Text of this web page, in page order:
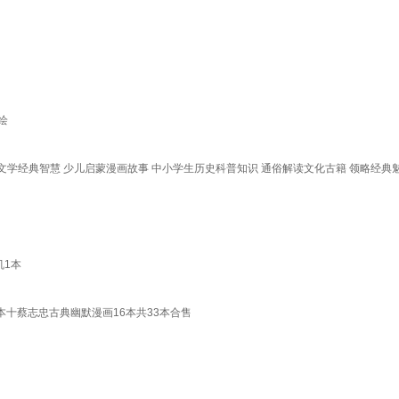
经典智慧 少儿启蒙漫画故事 中小学生历史科普知识 通俗解读文化古籍 领略经典
1本
蔡志忠古典幽默漫画16本共33本合售